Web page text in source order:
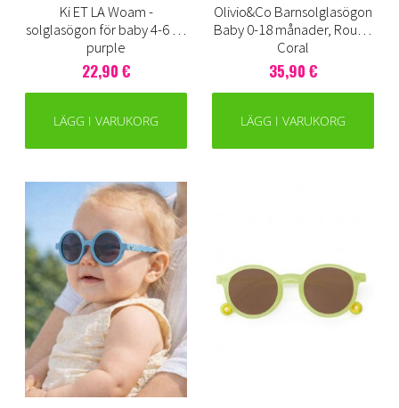
Ki ET LA Woam -
solglasögon för baby 4-6 år,
purple
22,90 €
LÄGG I VARUKORG
Olivio&Co Barnsolglasögon
Baby 0-18 månader, Round
Coral
35,90 €
LÄGG I VARUKORG